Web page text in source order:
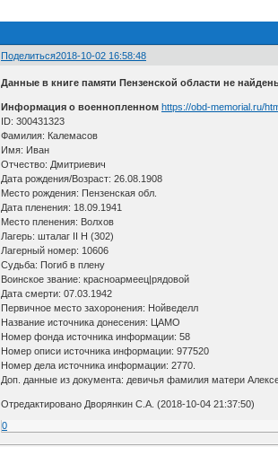
Поделиться2018-10-02 16:58:48
Данные в книге памяти Пензенской области не
Информация о военнопленном https://obd-memorial.ru/
ID: 300431323
Фамилия: Калемасов
Имя: Иван
Отчество: Дмитриевич
Дата рождения/Возраст: 26.08.1908
Место рождения: Пензенская обл.
Дата пленения: 18.09.1941
Место пленения: Волхов
Лагерь: шталаг II H (302)
Лагерный номер: 10606
Судьба: Погиб в плену
Воинское звание: красноармеец|рядовой
Дата смерти: 07.03.1942
Первичное место захоронения: Нойведелл
Название источника донесения: ЦАМО
Номер фонда источника информации: 58
Номер описи источника информации: 977520
Номер дела источника информации: 2770.
Доп. данные из документа: девичья фамилия матери
Отредактировано Дворянкин С.А. (2018-10-04 21:37:50)
0